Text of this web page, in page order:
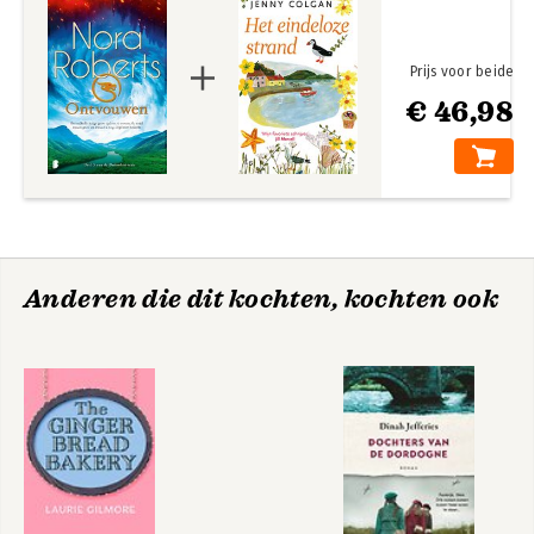
€ 46,98
Prijs voor beide
Anderen die dit kochten, kochten ook